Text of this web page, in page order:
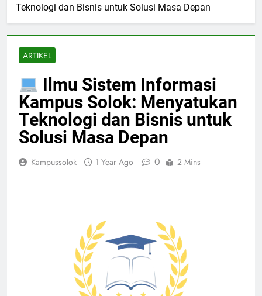
Teknologi dan Bisnis untuk Solusi Masa Depan
ARTIKEL
Ilmu Sistem Informasi
Kampus Solok: Menyatukan
Teknologi dan Bisnis untuk
Solusi Masa Depan
Kampussolok 1 Year Ago 0 2 Mins